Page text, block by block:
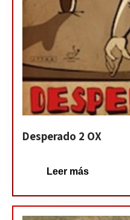
Desperado 2 OX
Leer más